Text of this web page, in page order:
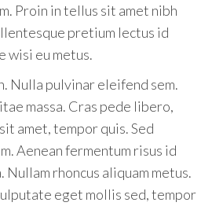
Proin in tellus sit amet nibh
pretium lectus id
wisi eu metus.
Nulla pulvinar eleifend sem.
massa. Cras pede libero,
amet, tempor quis. Sed
Aenean fermentum risus id
rhoncus aliquam metus.
eget mollis sed, tempor